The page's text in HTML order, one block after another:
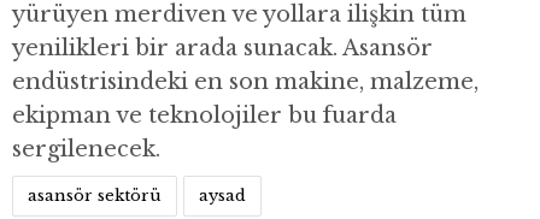
yürüyen merdiven ve yollara ilişkin tüm
yenilikleri bir arada sunacak. Asansör
endüstrisindeki en son makine, malzeme,
ekipman ve teknolojiler bu fuarda
sergilenecek.
asansör sektörü aysad